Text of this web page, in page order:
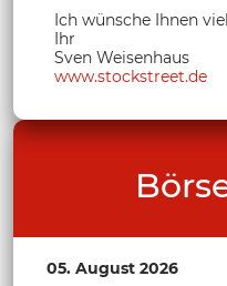
Ich wünsche Ihnen
Ihr
Sven Weisenhaus
www.stockstreet.de
05. August 2026